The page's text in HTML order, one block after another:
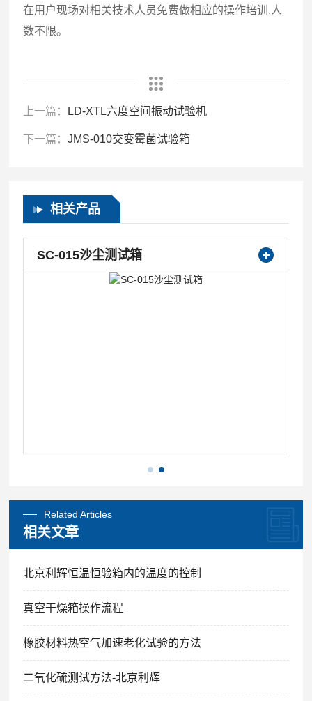
在用户现场对相关技术人员免费做相应的操作培训,人
数不限。
上一篇： LD-XTL六度空间振动试验机
下一篇：JMS-010交变霉菌试验箱
相关产品
SC-015沙尘测试箱
Related Articles
相关文章
北京利辉恒温恒验箱内的温度的控制
真空干燥箱操作流程
橡胶材料热空气加速老化试验的方法
二氧化硫测试方法-北京利辉